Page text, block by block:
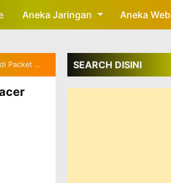
Aneka Jaringan Aneka Web
Tracer SEARCH DISINI